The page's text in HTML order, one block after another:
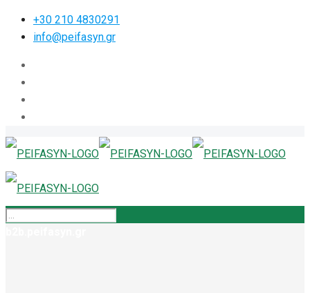
+30 210 4830291
info@peifasyn.gr